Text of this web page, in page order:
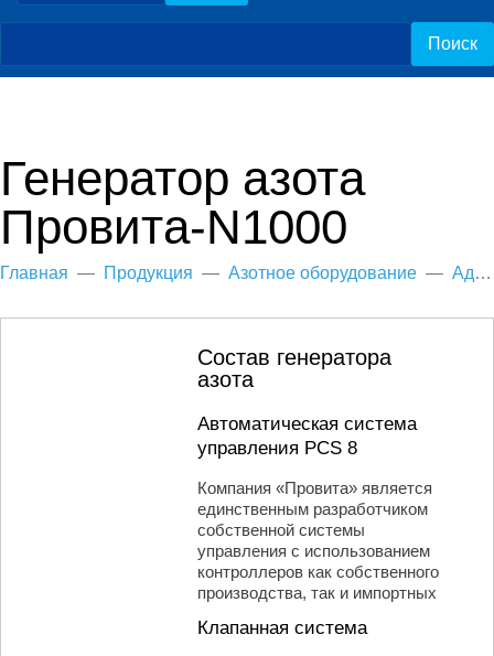
Генератор азота
Провита-N1000
Главная — Продукция — Азотное оборудование — Адсорбционные генераторы азота
Состав генератора
азота
Автоматическая система
управления PCS 8
Компания «Провита» является
единственным разработчиком
собственной системы
управления с использованием
контроллеров как собственного
производства, так и импортных
Клапанная система